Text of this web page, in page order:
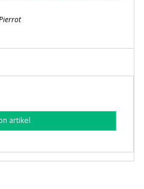
artikel